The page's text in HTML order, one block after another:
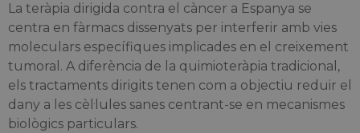
La teràpia dirigida contra el càncer a Espanya se
centra en fàrmacs dissenyats per interferir amb vies
moleculars específiques implicades en el creixement
tumoral. A diferència de la quimioteràpia tradicional,
els tractaments dirigits tenen com a objectiu reduir el
dany a les cèl·lules sanes centrant-se en mecanismes
biològics particulars.